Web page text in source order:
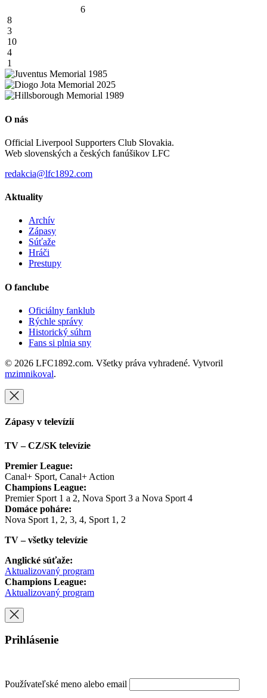
6
8
3
10
4
1
O nás
Official Liverpool Supporters Club Slovakia.
Web slovenských a českých fanúšikov LFC
redakcia@lfc1892.com
Aktuality
Archív
Zápasy
Súťaže
Hráči
Prestupy
O fanclube
Oficiálny fanklub
Rýchle správy
Historický súhrn
Fans si plnia sny
© 2026 LFC1892.com. Všetky práva vyhradené. Vytvoril
mzimnikoval.
Zápasy v televízií
TV – CZ/SK televízie
Premier League:
Canal+ Sport, Canal+ Action
Champions League:
Premier Sport 1 a 2, Nova Sport 3 a Nova Sport 4
Domáce poháre:
Nova Sport 1, 2, 3, 4, Sport 1, 2
TV – všetky televízie
Anglické súťaže:
Aktualizovaný program
Champions League:
Aktualizovaný program
Prihlásenie
Používateľské meno alebo email